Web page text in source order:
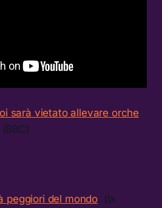
sarà vietato allevare orche
(BBC)
peggiori del mondo. (la